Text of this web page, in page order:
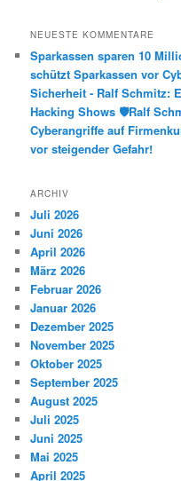
NEUESTE KOMMENTARE
Sparkassen sparen 10
schützt Sparkassen vor
Sicherheit - Ralf Schmitz:
Hacking Shows 🛡️Ralf
Cyberangriffe auf
vor steigender Gefahr!
ARCHIV
Juli 2026
Juni 2026
April 2026
März 2026
Februar 2026
Januar 2026
Dezember 2025
November 2025
Oktober 2025
September 2025
August 2025
Juli 2025
Juni 2025
Mai 2025
April 2025